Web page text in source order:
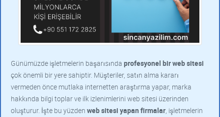
Günümüzde işletmelerin başarısında profesyonel bir web sitesi
çok önemli bir yere sahiptir. Müşteriler, satın alma kararı
vermeden önce mutlaka internetten araştırma yapar, marka
hakkında bilgi toplar ve ilk izlenimlerini web sitesi üzerinden
oluşturur. İşte bu yüzden web sitesi yapan firmalar, işletmelerin